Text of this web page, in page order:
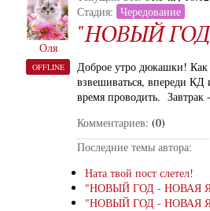
Оля
OFFLINE
Стадия: Чередование
"НОВЫЙ ГОД
Доброе утро дюкашки! Как
взвешиваться, впереди КД
время проводить.
Комментариев: (0)
Последние темы автора:
Ната твой пост слетел!
"НОВЫЙ ГОД - НОВАЯ Я"
"НОВЫЙ ГОД - НОВАЯ Я"